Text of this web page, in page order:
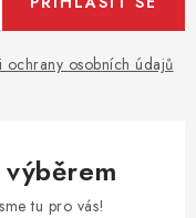
ochrany osobních údajů
výběrem
tu pro vás!